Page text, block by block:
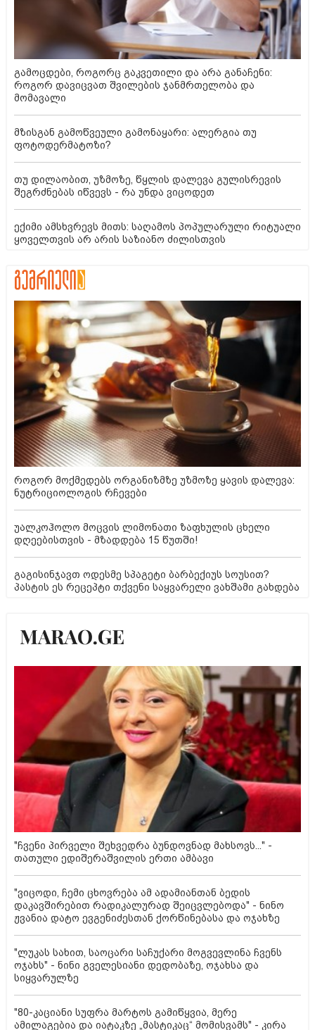
გამოცდები, როგორც გაკვეთილი და არა განაჩენი:
როგორ დავიცვათ შვილების ჯანმრთელობა და
მომავალი
მზისგან გამოწვეული გამონაყარი: ალერგია თუ
ფოტოდერმატოზი?
თუ დილაობით, უზმოზე, წყლის დალევა გულისრევის
შეგრძნებას იწვევს - რა უნდა ვიცოდეთ
ექიმი ამსხვრევს მითს: საღამოს პოპულარული რიტუალი
ყოველთვის არ არის საზიანო ძილისთვის
როგორ მოქმედებს ორგანიზმზე უზმოზე ყავის დალევა:
ნუტრიციოლოგის რჩევები
უალკოჰოლო მოცვის ლიმონათი ზაფხულის ცხელი
დღეებისთვის - მზადდება 15 წუთში!
გაგისინჯავთ ოდესმე სპაგეტი ბარბექიუს სოუსით?
პასტის ეს რეცეპტი თქვენი საყვარელი ვახშამი გახდება
"ჩვენი პირველი შეხვედრა ბუნდოვნად მახსოვს..." -
თათული ედიშერაშვილის ერთი ამბავი
"ვიცოდი, ჩემი ცხოვრება ამ ადამიანთან ბედის
დაკავშირებით რადიკალურად შეიცვლებოდა" - ნინო
ჟვანია დატო ევგენიძესთან ქორწინებასა და ოჯახზე
"ლუკას სახით, საოცარი საჩუქარი მოგვევლინა ჩვენს
ოჯახს" - ნინი გველესიანი დედობაზე, ოჯახსა და
სიყვარულზე
"80-კაციანი სუფრა მარტოს გამიწყვია, მერე
ამილაგებია და იატაკზე „მასტიკაც“ მომისვამს" - კირა